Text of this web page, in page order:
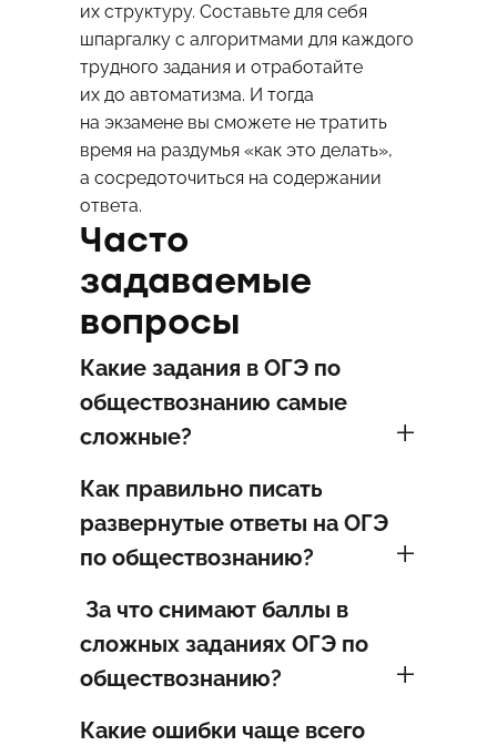
их структуру. Составьте для себя
шпаргалку с алгоритмами для каждого
трудного задания и отработайте
их до автоматизма. И тогда
на экзамене вы сможете не тратить
время на раздумья «как это делать»,
а сосредоточиться на содержании
ответа.
Часто
задаваемые
вопросы
Какие задания в ОГЭ по
обществознанию самые
сложные?
Как правильно писать
развернутые ответы на ОГЭ
по обществознанию?
За что снимают баллы в
сложных заданиях ОГЭ по
обществознанию?
Какие ошибки чаще всего